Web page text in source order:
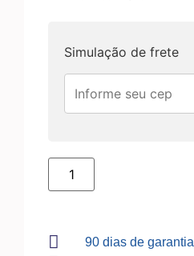
Simulação de frete
90 dias de garantia